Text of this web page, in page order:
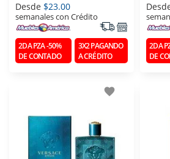
Desde $23.00
semanales con Crédito
2DA PZA -50%
DE CONTADO
3X2 PAGANDO
A CRÉDITO
2DA
DE
favorite